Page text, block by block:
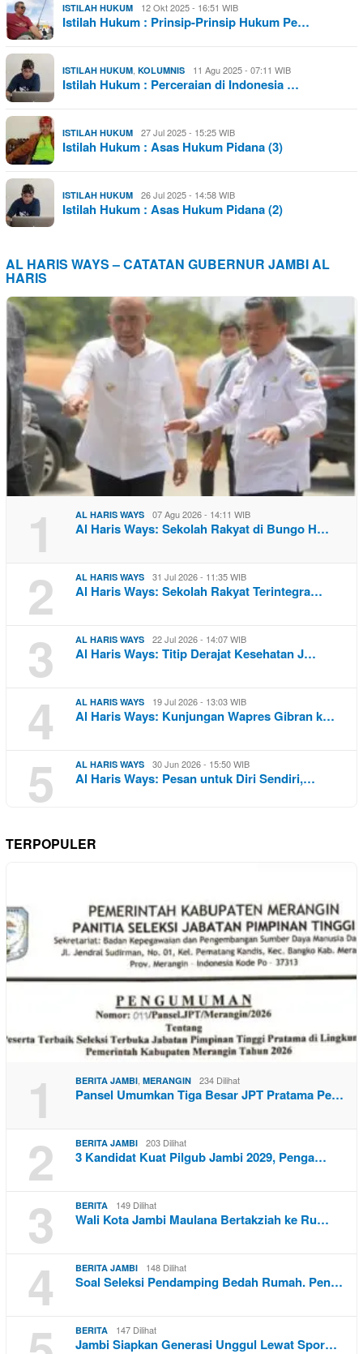
ISTILAH HUKUM 12 Okt 2025 - 16:51 WIB
Istilah Hukum : Prinsip-Prinsip Hukum Pe…
ISTILAH HUKUM, KOLUMNIS 11 Agu 2025 - 07:11 WIB
Istilah Hukum : Perceraian di Indonesia …
ISTILAH HUKUM 27 Jul 2025 - 15:25 WIB
Istilah Hukum : Asas Hukum Pidana (3)
ISTILAH HUKUM 26 Jul 2025 - 14:58 WIB
Istilah Hukum : Asas Hukum Pidana (2)
AL HARIS WAYS – CATATAN GUBERNUR JAMBI AL
HARIS
1 AL HARIS WAYS 07 Agu 2026 - 14:11 WIB
Al Haris Ways: Sekolah Rakyat di Bungo H…
2 AL HARIS WAYS 31 Jul 2026 - 11:35 WIB
Al Haris Ways: Sekolah Rakyat Terintegra…
3 AL HARIS WAYS 22 Jul 2026 - 14:07 WIB
Al Haris Ways: Titip Derajat Kesehatan J…
4 AL HARIS WAYS 19 Jul 2026 - 13:03 WIB
Al Haris Ways: Kunjungan Wapres Gibran k…
5 AL HARIS WAYS 30 Jun 2026 - 15:50 WIB
Al Haris Ways: Pesan untuk Diri Sendiri,…
TERPOPULER
1 BERITA JAMBI, MERANGIN 234 Dilihat
Pansel Umumkan Tiga Besar JPT Pratama Pe…
2 BERITA JAMBI 203 Dilihat
3 Kandidat Kuat Pilgub Jambi 2029, Penga…
3 BERITA 149 Dilihat
Wali Kota Jambi Maulana Bertakziah ke Ru…
4 BERITA JAMBI 148 Dilihat
Soal Seleksi Pendamping Bedah Rumah. Pen…
BERITA 147 Dilihat
Jambi Siapkan Generasi Unggul Lewat Spor…